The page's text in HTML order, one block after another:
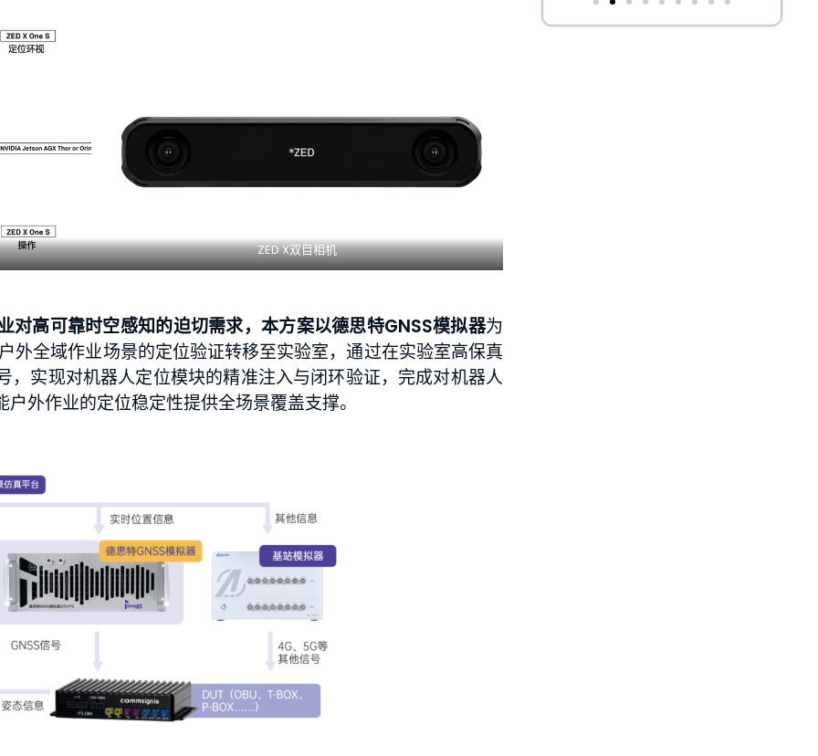
ZED X双目相机
对高可靠时空感知的迫切需求，本方案以德思特GNSS模拟器为
外全域作业场景的定位验证转移至实验室，通过在实验室高保真
，实现对机器人定位模块的精准注入与闭环验证，完成对机器人
外作业的定位稳定性提供全场景覆盖支撑。